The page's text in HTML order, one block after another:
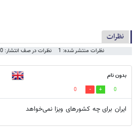
نظرات
نظرات منتشر شده: 1 نظرات در صف انتشار: 0
بدون نام
0
0
ایران برای چه کشورهای ویزا نمی‌خواهد